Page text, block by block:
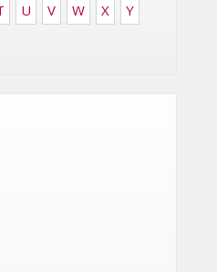
U V W X
Y